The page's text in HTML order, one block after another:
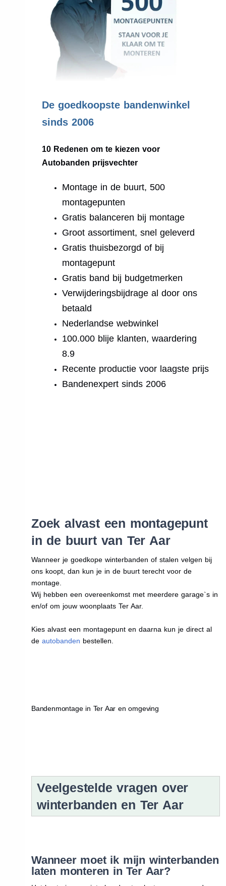
De goedkoopste bandenwinkel
sinds 2006
10 Redenen om te kiezen voor
Autobanden prijsvechter
Montage in de buurt, 500
montagepunten
Gratis balanceren bij montage
Groot assortiment, snel geleverd
Gratis thuisbezorgd of bij
montagepunt
Gratis band bij budgetmerken
Verwijderingsbijdrage al door ons
betaald
Nederlandse webwinkel
100.000 blije klanten, waardering
8.9
Recente productie voor laagste prijs
Bandenexpert sinds 2006
Zoek alvast een montagepunt
in de buurt van Ter Aar
Wanneer je goedkope winterbanden of stalen velgen bij
ons koopt, dan kun je in de buurt terecht voor de
montage.
Wij hebben een overeenkomst met meerdere garage`s in
en/of om jouw woonplaats Ter Aar.
Kies alvast een montagepunt en daarna kun je direct al
de autobanden bestellen.
Bandenmontage in Ter Aar en omgeving
Veelgestelde vragen over
winterbanden en Ter Aar
Wanneer moet ik mijn winterbanden
laten monteren in Ter Aar?